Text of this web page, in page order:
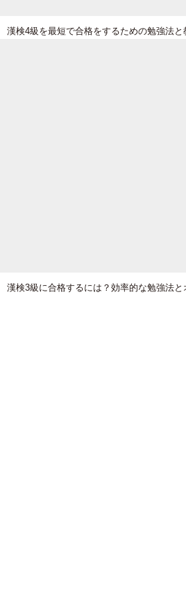
漢検4級を最短で合格をするための勉強法と
漢検3級に合格するには？効率的な勉強法